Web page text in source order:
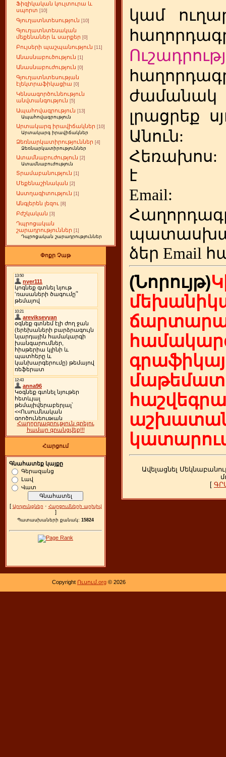
Ֆիզիկական կուլտուրա և
սպորտ [10]
Գյուղատնտեսություն [10]
Գյուղատնտեսական
մեքենաներ և սարքեր [0]
Բույսերի պաշպանություն [11]
Անասնաբուծություն [1]
Անասնաբուժություն [0]
Գյուղատնտեսության
էլեկտրաֆիկացիա [0]
Կենսագործունեություն
անվտանգություն [5]
Ապահովագրություն [13]
Ապահովագրություն
Արտակարգ իրավիճակներ [10]
Արտակարգ իրավիճակներ
Ձեռնարկատիրություններ [4]
Ձեռնարկատիրություններ
Ատամնաբուժություն [2]
Ատամնաբուժություն
Տրամաբանություն [1]
Մեքենաշինական [2]
Աստղագիտություն [1]
Անգլերեն լեզու [8]
Բժշկական [3]
Դպրոցական
շարադրություններ [1]
Դպրոցական շարադրություններ
Փոքր Չաթ
Հաղորդագրություն գրելու
համար գրանցվեք!!!
Հարցում
Գնահատեք կայքը
Գերազանց
Լավ
Վատ
[ Արդյունքներ · Հարցումների արխիվ
]
Պատասխաների քանակ: 15824
կամ
ժամանակ
լրացրեք
Անուն:
Հեռախոս
է
ձեր Email
(Նորույթ)
Ավելացնել
[
Copyright Ուսում.org © 2026